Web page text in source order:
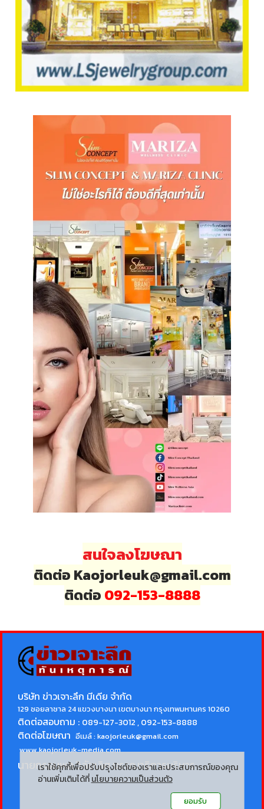
สนใจลงโฆษณา
ติดต่อ Kaojorleuk@gmail.com
ติดต่อ 092-153-8888
บริษัท ข่าวเจาะลึก มีเดีย จำกัด
129 ซอยลาซาล 24 แขวงบางนา เขตบางนา กรุงเทพมหานคร 10260
ติดต่อสอบถาม : 089-127-3012 , 092-153-8888
ติดต่อโฆษณา อีเมล์ :kaojorleuk@gmail.com
www.kaojorleuk-media.com
นายกรธนพล วิลัยเลิศบรรณาธิการบริหาร
เราใช้คุกกี้เพื่อปรับปรุงไซต์ของเราและประสบการณ์ของคุณ
อ่านเพิ่มเติมได้ที่ นโยบายความเป็นส่วนตัว
ยอมรับ